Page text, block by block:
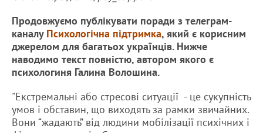
Продовжуємо публікувати поради з телеграм-
каналу Психологічна підтримка, який є корисним
джерелом для багатьох українців. Нижче
наводимо текст повністю, автором якого є
психологиня Галина Волошина.
"Екстремальні або стресові ситуації - це сукупність
умов і обставин, що виходять за рамки звичайних.
Вони “жадають” від людини мобілізації психічних і